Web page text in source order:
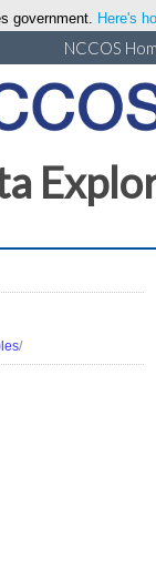
government. Here's
NCCOS
/